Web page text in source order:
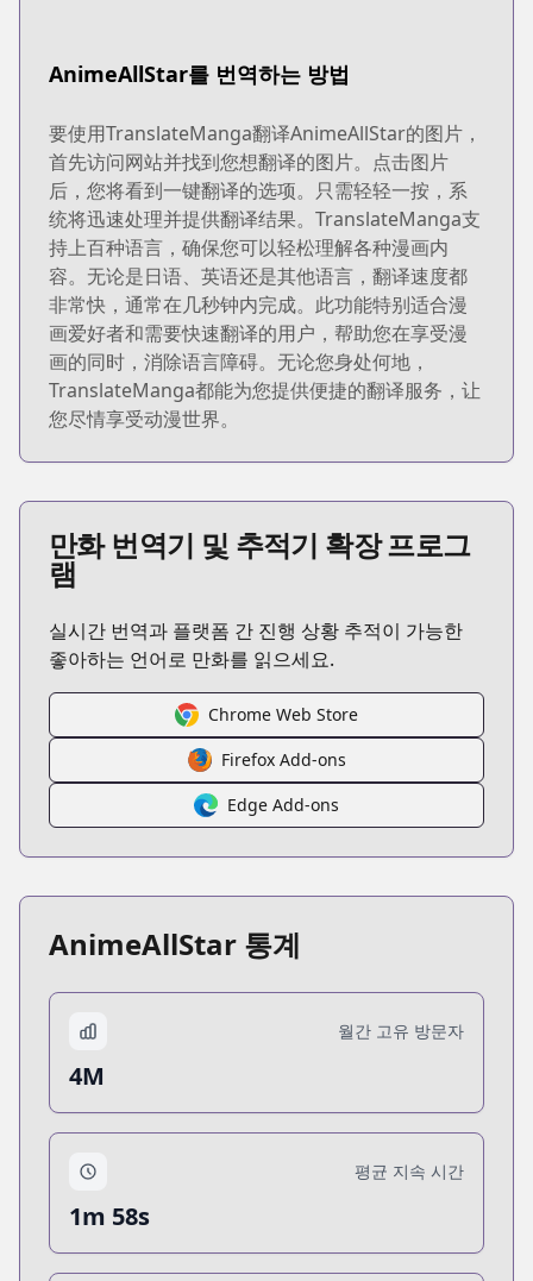
AnimeAllStar를 번역하는 방법
要使用TranslateManga翻译AnimeAllStar的图片，
首先访问网站并找到您想翻译的图片。点击图片
后，您将看到一键翻译的选项。只需轻轻一按，系
统将迅速处理并提供翻译结果。TranslateManga支
持上百种语言，确保您可以轻松理解各种漫画内
容。无论是日语、英语还是其他语言，翻译速度都
非常快，通常在几秒钟内完成。此功能特别适合漫
画爱好者和需要快速翻译的用户，帮助您在享受漫
画的同时，消除语言障碍。无论您身处何地，
TranslateManga都能为您提供便捷的翻译服务，让
您尽情享受动漫世界。
만화 번역기 및 추적기 확장 프로그
램
실시간 번역과 플랫폼 간 진행 상황 추적이 가능한
좋아하는 언어로 만화를 읽으세요.
Chrome Web Store
Firefox Add-ons
Edge Add-ons
AnimeAllStar 통계
월간 고유 방문자
4M
평균 지속 시간
1m 58s